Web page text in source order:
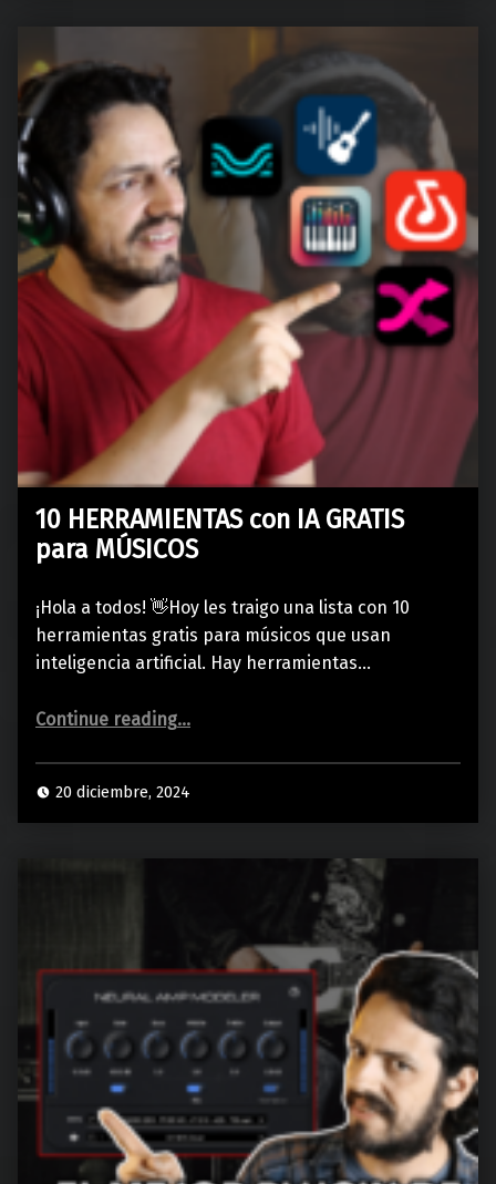
10 HERRAMIENTAS con IA GRATIS
para MÚSICOS
¡Hola a todos! 👋Hoy les traigo una lista con 10
herramientas gratis para músicos que usan
inteligencia artificial. Hay herramientas…
Continue reading“10 HERRAMIENTAS con IA GRATIS para MÚSICOS”
…
20 diciembre, 2024